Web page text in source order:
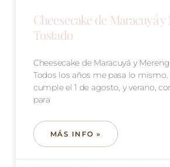
Cheesecake de Maracuyá
Tostado
Cheesecake de Maracuyá y
Todos los años me pasa lo
cumple el 1 de agosto, y verano,
para
MÁS INFO »